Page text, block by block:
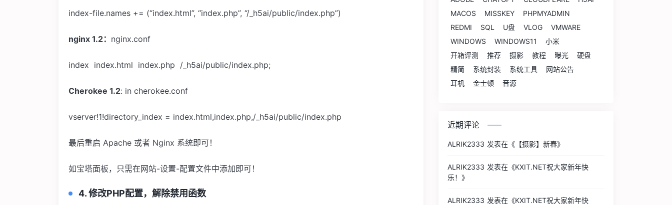
index-file.names += (“index.html”, “index.php”, “/_h5ai/public/index.php”)
nginx 1.2： nginx.conf
index index.html index.php /_h5ai/public/index.php;
Cherokee 1.2: in cherokee.conf
vserver!1!directory_index = index.html,index.php,/_h5ai/public/index.php
最后重启 Apache 或者 Nginx 系统即可！
如宝塔面板，只需在网站-设置-配置文件中添加即可！
4.修改PHP配置，解除禁用函数
MACOS
MISSKEY
PHPMYADMIN
REDMI
SQL U盘 VLOG
VMWARE
WINDOWS
WINDOWS11
小米
开箱评测
推荐 摄影 教程 曝光
硬盘
精简
系统封装 系统工具
网站公告
耳机
金士顿 音源
近期评论
ALRIK2333 发表在《 【摄影】新春》
ALRIK2333 发表在《KXIT.NET祝大家新年快
乐！ 》
ALRIK2333 发表在《KXIT.NET祝大家新年快